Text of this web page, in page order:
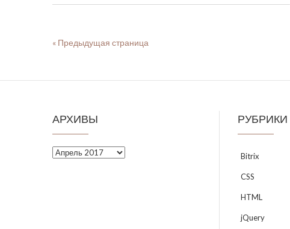
« Предыдущая страница
АРХИВЫ
Архивы
РУБРИКИ
Bitrix
CSS
HTML
jQuery